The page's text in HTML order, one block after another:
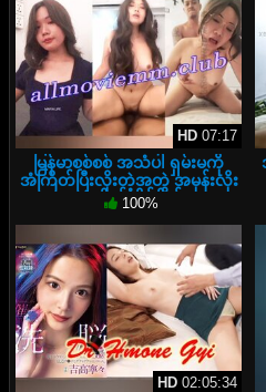
HD07:17
မြန်မာစစ်စစ် အသံပါ ရှမ်းမကို
အံကြိတ်ပြီးလိုးတဲ့အတွဲ အမုန်းလိုး
တဲ့ကိုယ်တိုင်ရိုက်
100%
HD02:05:34